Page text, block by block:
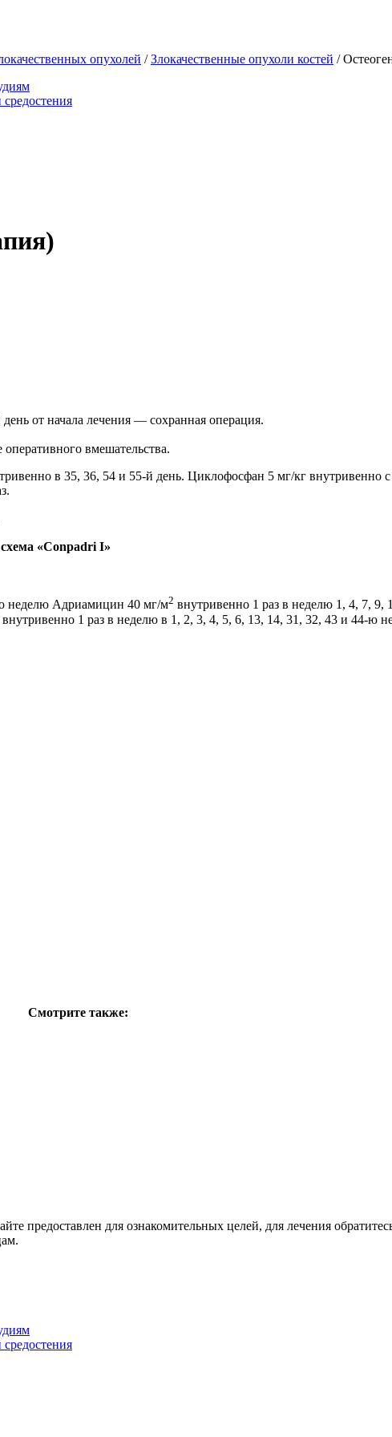
опухолей /Злокачественные опухоли костей /
от начала лечения — сохранная операция.
вмешательства.
в 35, 36, 54 и 55-й день. Циклофосфан 5 мг/кг внутривенно
«Conpadri I»
неделю Адриамицин 40 мг/м2 внутривенно 1 раз в неделю 1, 4, 7,
1 раз в неделю в 1, 2, 3, 4, 5, 6, 13, 14, 31, 32, 43 и 44-ю
Смотрите также:
предоставлен для ознакомительных целей, для лечения